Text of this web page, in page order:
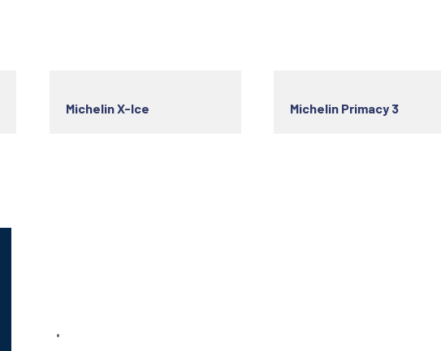
Michelin X-Ice Michelin Primacy 3